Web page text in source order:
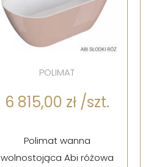
POLIMAT
6 815,00 zł /szt.
Polimat wanna
wolnostojąca Abi różowa